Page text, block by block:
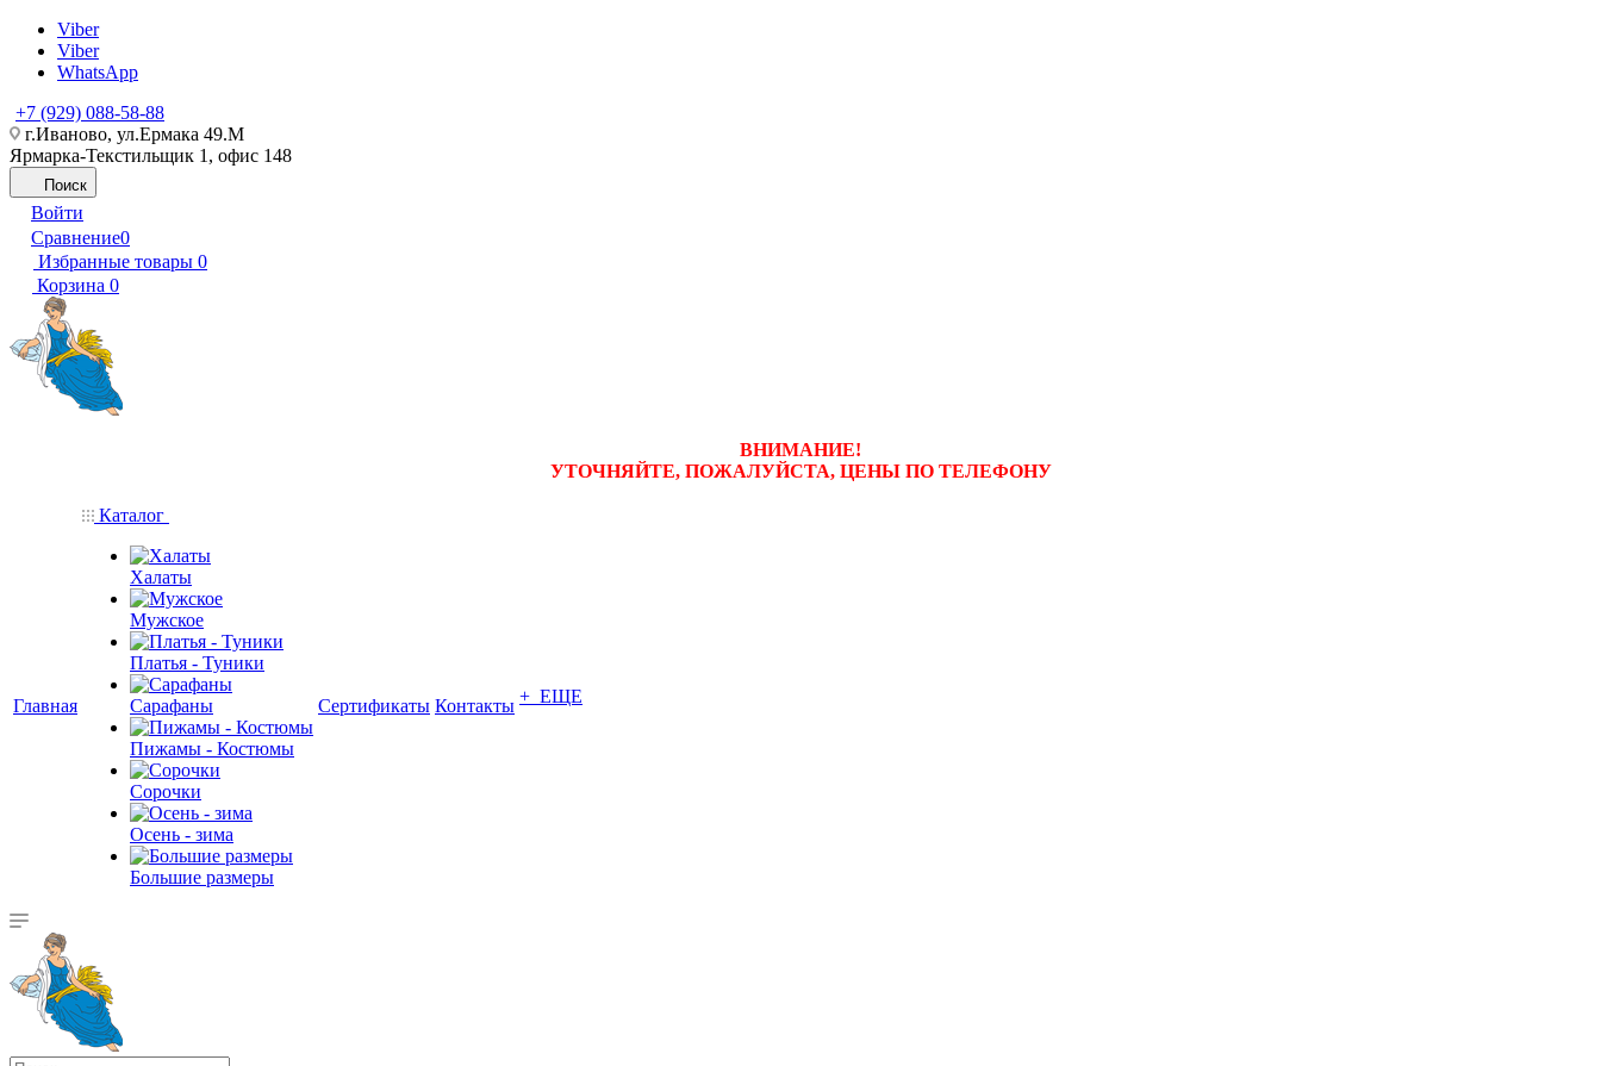
Viber
Viber
WhatsApp
+7 (929) 088-58-88
г.Иваново, ул.Ермака 49.M
Ярмарка-Текстильщик 1, офис 148
Поиск
Войти
Сравнение0
Избранные товары 0
Корзина 0
ВНИМАНИЕ!
УТОЧНЯЙТЕ, ПОЖАЛУЙСТА, ЦЕНЫ ПО ТЕЛЕФОНУ
Главная
Каталог
Халаты
Мужское
Платья - Туники
Сарафаны
Пижамы - Костюмы
Сорочки
Oсень - зима
Большие размеры
Сертификаты Контакты + ЕЩЕ